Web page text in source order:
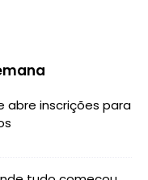
abre inscrições para